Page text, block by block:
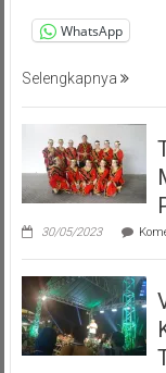
WhatsApp
Selengkapnya
30/05/2023